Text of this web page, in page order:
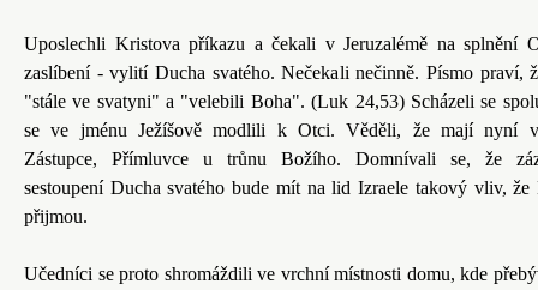
Uposlechli Kristova příkazu a čekali v Jeruzalémě na splnění
zaslíbení - vylití Ducha svatého. Nečekali nečinně. Písmo praví,
"stále ve svatyni" a "velebili Boha". (Luk 24,53) Scházeli se
se ve jménu Ježíšově modlili k Otci. Věděli, že mají nyní
Zástupce, Přímluvce u trůnu Božího. Domnívali se, že
sestoupení Ducha svatého bude mít na lid Izraele takový vliv, že
přijmou.
Učedníci se proto shromáždili ve vrchní místnosti domu, kde